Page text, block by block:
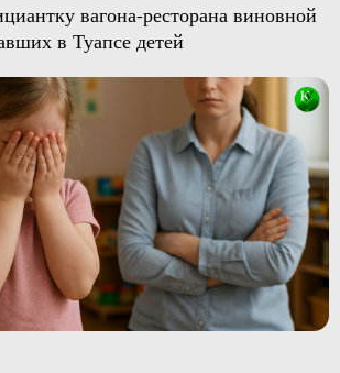
вагона-ресторана виновной
в Туапсе детей